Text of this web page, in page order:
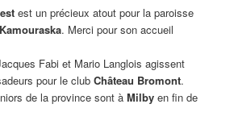
est un précieux atout pour la paroisse
. Merci pour son accueil
Fabi et Mario Langlois agissent
pour le club Château Bromont.
de la province sont à Milbyen fin de